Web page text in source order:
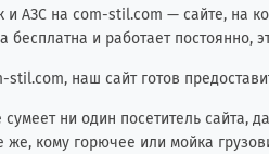
АЗС на com-stil.com — сайте, на
и работает постоянно,
наш сайт готов
ни один посетитель сайта,
же, кому горючее или мойка